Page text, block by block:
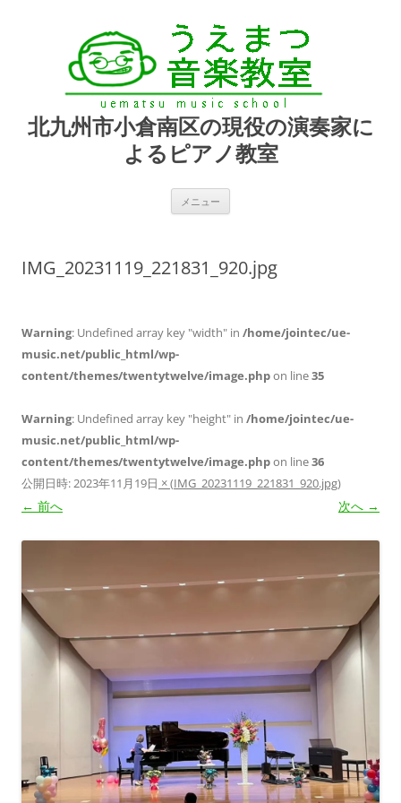
北九州市小倉南区の現役の演奏家に
よるピアノ教室
メニュー
ス
IMG_20231119_221831_920.jpg
Warning: Undefined array key "width" in /home/jointec/ue-
music.net/public_html/wp-
content/themes/twentytwelve/image.phpon line35
Warning: Undefined array key "height" in /home/jointec/ue-
music.net/public_html/wp-
content/themes/twentytwelve/image.phpon line36
公開日時:2023年11月19日 ×(IMG_20231119_221831_920.jpg)
← 前へ 次へ →